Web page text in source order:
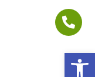
פתח סרגל נגישות